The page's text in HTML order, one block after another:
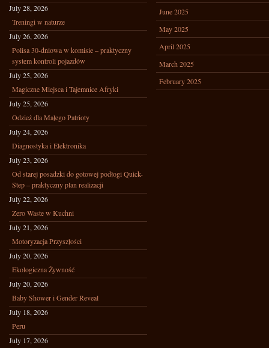
July 28, 2026
Treningi w naturze
July 26, 2026
Polisa 30-dniowa w komisie – praktyczny
system kontroli pojazdów
July 25, 2026
Magiczne Miejsca i Tajemnice Afryki
July 25, 2026
Odzież dla Małego Patrioty
July 24, 2026
Diagnostyka i Elektronika
July 23, 2026
Od starej posadzki do gotowej podłogi Quick-
Step – praktyczny plan realizacji
July 22, 2026
Zero Waste w Kuchni
July 21, 2026
Motoryzacja Przyszłości
July 20, 2026
Ekologiczna Żywność
July 20, 2026
Baby Shower i Gender Reveal
July 18, 2026
Peru
July 17, 2026
June 2025
May 2025
April 2025
March 2025
February 2025